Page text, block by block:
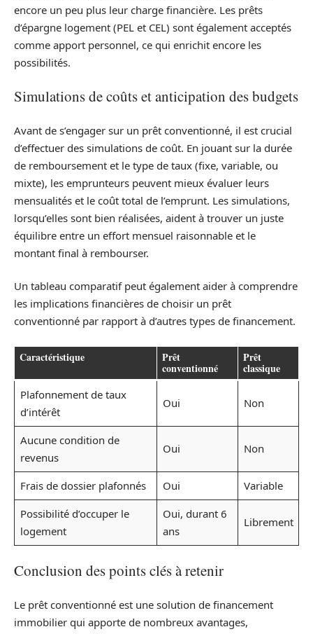
encore un peu plus leur charge financière. Les prêts
d’épargne logement (PEL et CEL) sont également acceptés
comme apport personnel, ce qui enrichit encore les
possibilités.
Simulations de coûts et anticipation des budgets
Avant de s’engager sur un prêt conventionné, il est crucial
d’effectuer des simulations de coût. En jouant sur la durée
de remboursement et le type de taux (fixe, variable, ou
mixte), les emprunteurs peuvent mieux évaluer leurs
mensualités et le coût total de l’emprunt. Les simulations,
lorsqu’elles sont bien réalisées, aident à trouver un juste
équilibre entre un effort mensuel raisonnable et le
montant final à rembourser.
Un tableau comparatif peut également aider à comprendre
les implications financières de choisir un prêt
conventionné par rapport à d’autres types de financement.
Caractéristique Prêt
conventionné
Prêt
classique
Plafonnement de taux
d’intérêt
Oui Non
Aucune condition de
revenus
Oui Non
Frais de dossier plafonnés Oui
Variable
Possibilité d’occuper le
logement
Oui, durant 6
ans
Librement
Conclusion des points clés à retenir
Le prêt conventionné est une solution de financement
immobilier qui apporte de nombreux avantages,